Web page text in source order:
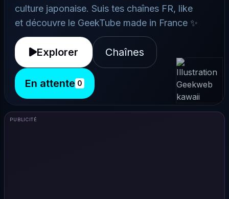
culture japonaise. Suis tes chaînes FR, like
et découvre le GeekTube made in France ✨
Explorer Chaînes
En attente 0
PUBLICITÉ